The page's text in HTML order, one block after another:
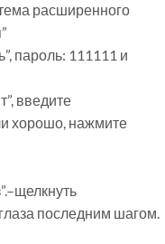
расширенного
пароль: 111111 и
введите
хорошо, нажмите
последним шагом.